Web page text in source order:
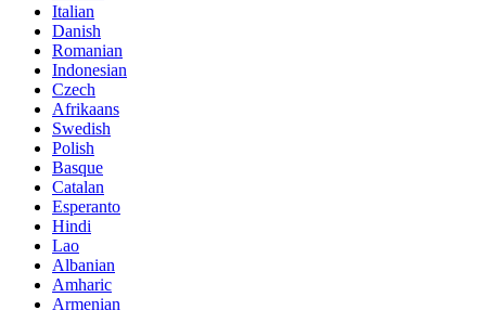
Italian
Danish
Romanian
Indonesian
Czech
Afrikaans
Swedish
Polish
Basque
Catalan
Esperanto
Hindi
Lao
Albanian
Amharic
Armenian